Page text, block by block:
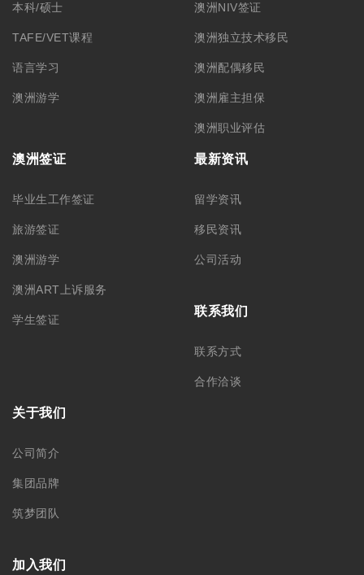
本科/硕士
TAFE/VET课程
语言学习
澳洲游学
澳洲NIV签证
澳洲独立技术移民
澳洲配偶移民
澳洲雇主担保
澳洲职业评估
澳洲签证
毕业生工作签证
旅游签证
澳洲游学
澳洲ART上诉服务
学生签证
最新资讯
留学资讯
移民资讯
公司活动
联系我们
联系方式
合作洽谈
关于我们
公司简介
集团品牌
筑梦团队
加入我们